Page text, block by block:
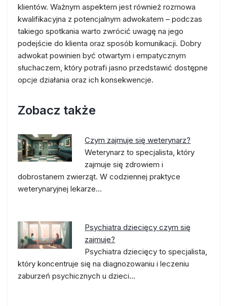
klientów. Ważnym aspektem jest również rozmowa
kwalifikacyjna z potencjalnym adwokatem – podczas
takiego spotkania warto zwrócić uwagę na jego
podejście do klienta oraz sposób komunikacji. Dobry
adwokat powinien być otwartym i empatycznym
słuchaczem, który potrafi jasno przedstawić dostępne
opcje działania oraz ich konsekwencje.
Zobacz także
Czym zajmuje się weterynarz?
Weterynarz to specjalista, który
zajmuje się zdrowiem i
dobrostanem zwierząt. W codziennej praktyce
weterynaryjnej lekarze…
Psychiatra dziecięcy czym się
zajmuje?
Psychiatra dziecięcy to specjalista,
który koncentruje się na diagnozowaniu i leczeniu
zaburzeń psychicznych u dzieci…